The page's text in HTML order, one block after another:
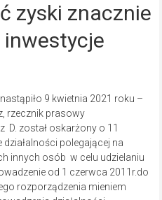
zyski znacznie
inwestycje
9 kwietnia 2021 roku –
rzecznik prasowy
został oskarżony o 11
polegającej na
innych osób w celu udzielaniu
od 1 czerwca 2011r.do
rozporządzenia mieniem